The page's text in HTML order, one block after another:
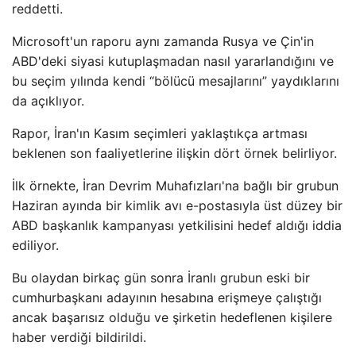
reddetti.
Microsoft'un raporu aynı zamanda Rusya ve Çin'in
ABD'deki siyasi kutuplaşmadan nasıl yararlandığını ve
bu seçim yılında kendi “bölücü mesajlarını” yaydıklarını
da açıklıyor.
Rapor, İran'ın Kasım seçimleri yaklaştıkça artması
beklenen son faaliyetlerine ilişkin dört örnek belirliyor.
İlk örnekte, İran Devrim Muhafızları'na bağlı bir grubun
Haziran ayında bir kimlik avı e-postasıyla üst düzey bir
ABD başkanlık kampanyası yetkilisini hedef aldığı iddia
ediliyor.
Bu olaydan birkaç gün sonra İranlı grubun eski bir
cumhurbaşkanı adayının hesabına erişmeye çalıştığı
ancak başarısız olduğu ve şirketin hedeflenen kişilere
haber verdiği bildirildi.